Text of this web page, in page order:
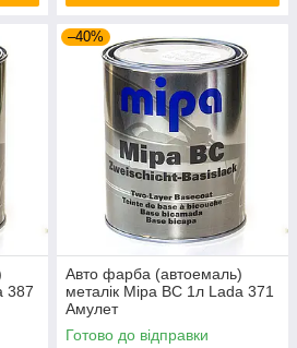
387
–40%
Авто фарба (автоемаль)
металік Mipa BC 1л Lada 371
Амулет
Готово до відправки